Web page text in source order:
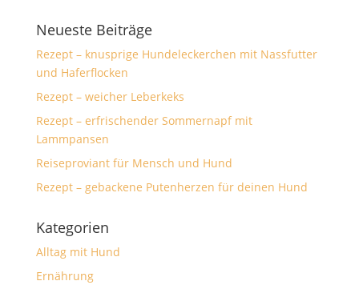
Neueste Beiträge
Rezept – knusprige Hundeleckerchen mit Nassfutter
und Haferflocken
Rezept – weicher Leberkeks
Rezept – erfrischender Sommernapf mit
Lammpansen
Reiseproviant für Mensch und Hund
Rezept – gebackene Putenherzen für deinen Hund
Kategorien
Alltag mit Hund
Ernährung